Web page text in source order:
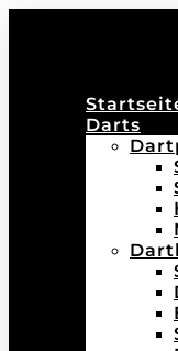
Darts